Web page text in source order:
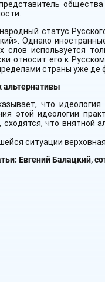
статус
Однако
слов используется
относит его к
страны уже де
альтернативы
что
этой идеологии
сходятся, что внятной
ситуации
Евгений Балацкий,